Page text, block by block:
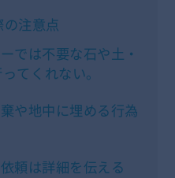
注意点
では不要な石や土・
てくれない。
や地中に埋める行為
頼は詳細を伝える